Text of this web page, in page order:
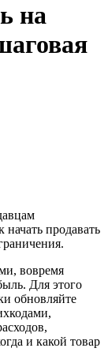
на
начать продавать
вовремя
Для этого
обновляйте
и какой товар